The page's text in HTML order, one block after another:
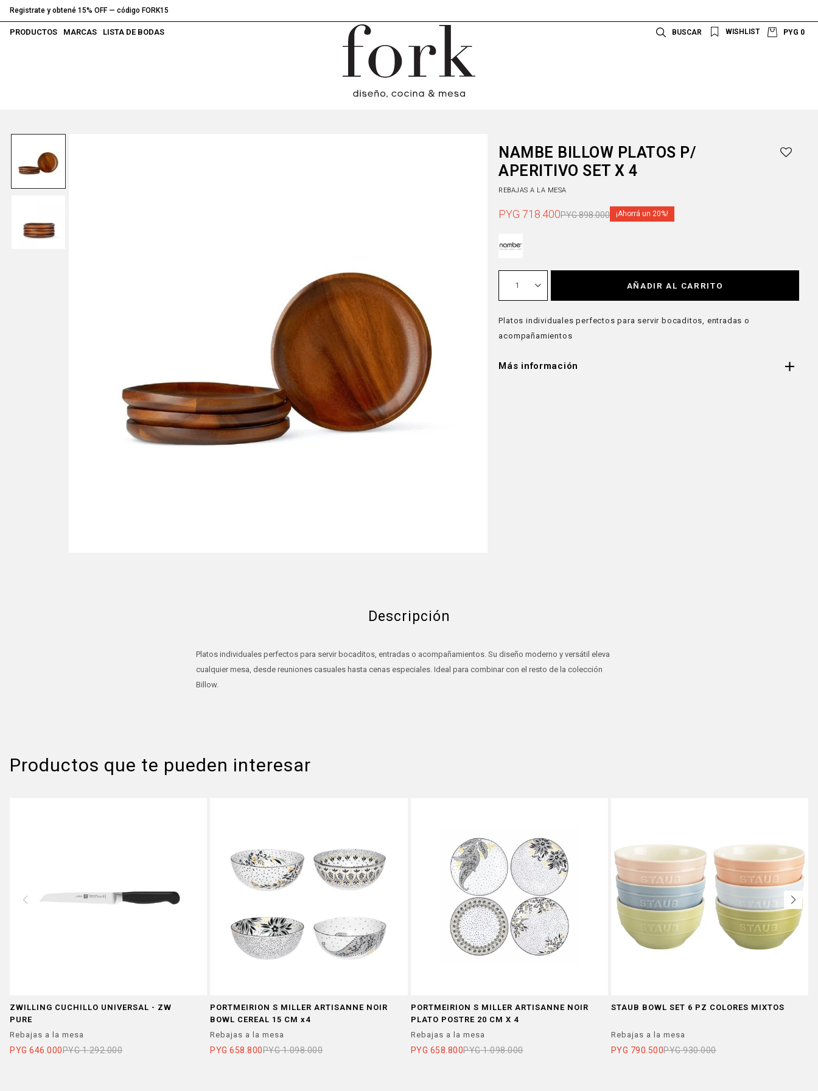
PRODUCTOS MARCAS LISTA DE BODAS PYG 0
Registrate y obtené 15% OFF — código FORK15
NAMBE BILLOW PLATOS P/
APERITIVO SET X 4
REBAJAS A LA MESA
PYG 718.400PYG898.000 20
1 AÑADIR AL CARRITO
Platos individuales perfectos para servir bocaditos, entradas o
acompañamientos
Más información
Descripción
Platos individuales perfectos para servir bocaditos, entradas o acompañamientos. Su diseño moderno y versátil eleva
cualquier mesa, desde reuniones casuales hasta cenas especiales. Ideal para combinar con el resto de la colección
Billow.
Productos que te pueden interesar
ZWILLING CUCHILLO UNIVERSAL - ZW
PURE
Rebajas a la mesa
PYG 646.000PYG 1.292.000
PORTMEIRION S MILLER ARTISANNE NOIR
BOWL CEREAL 15 CM x4
Rebajas a la mesa
PYG 658.800PYG 1.098.000
PORTMEIRION S MILLER ARTISANNE NOIR
PLATO POSTRE 20 CM X 4
Rebajas a la mesa
PYG 658.800PYG 1.098.000
STAUB BOWL SET 6 PZ COLORES MIXTOS
Rebajas a la mesa
PYG 790.500PYG 930.000